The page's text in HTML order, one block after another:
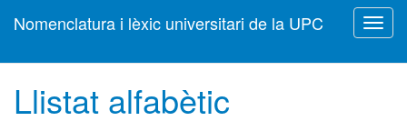
Nomenclatura i lèxic universitari de la UPC
Llistat alfabètic